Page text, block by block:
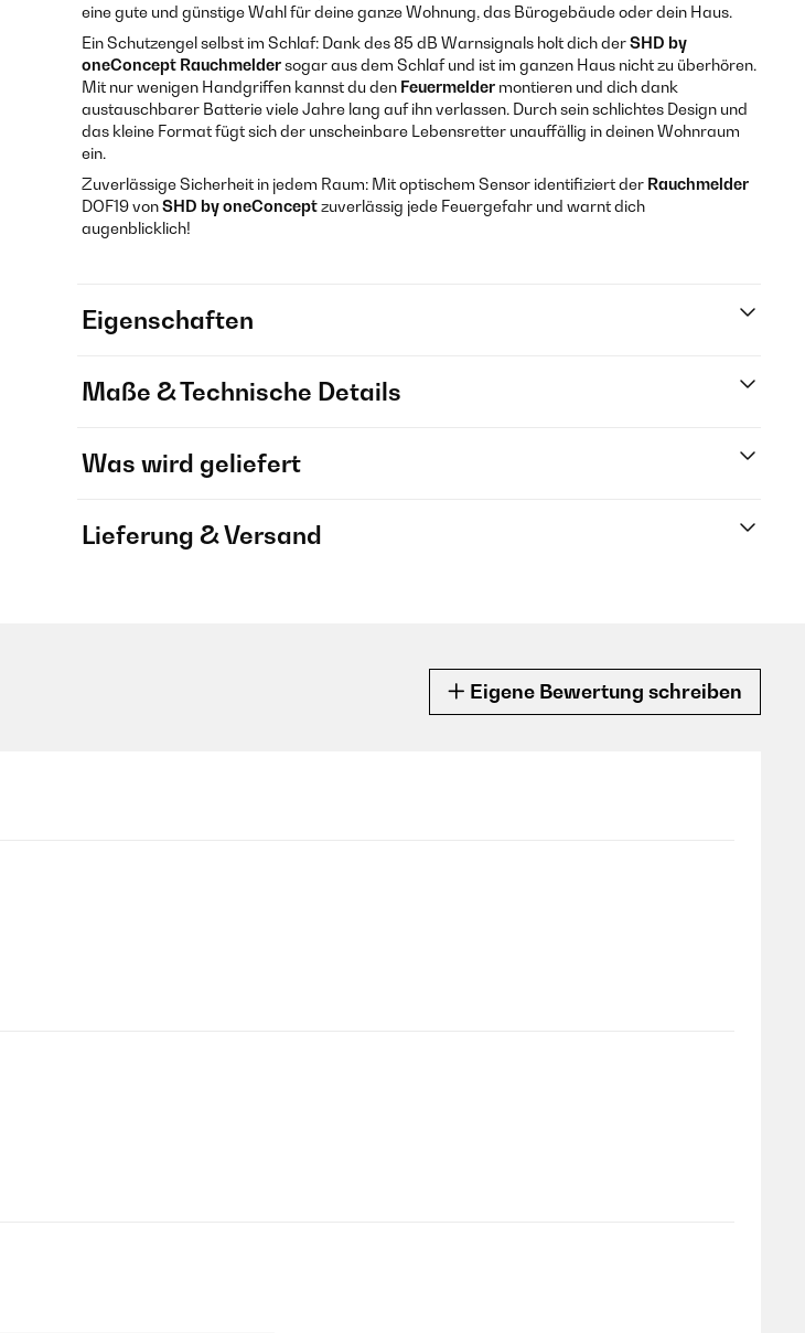
eine gute und günstige Wahl für deine ganze Wohnung, das Bürogebäude oder dein Haus.
Ein Schutzengel selbst im Schlaf: Dank des 85 dB Warnsignals holt dich derSHD by
oneConcept Rauchmeldersogar aus dem Schlaf und ist im ganzen Haus nicht zu überhören.
Mit nur wenigen Handgriffen kannst du den Feuermelder montieren und dich dank
austauschbarer Batterie viele Jahre lang auf ihn verlassen. Durch sein schlichtes Design und
das kleine Format fügt sich der unscheinbare Lebensretter unauffällig in deinen Wohnraum
ein.
Zuverlässige Sicherheit in jedem Raum: Mit optischem Sensor identifiziert der Rauchmelder
DOF19 vonSHD by oneConceptzuverlässig jede Feuergefahr und warnt dich
augenblicklich!
Eigenschaften
Maße & Technische Details
Was wird geliefert
Lieferung & Versand
Eigene Bewertung schreiben